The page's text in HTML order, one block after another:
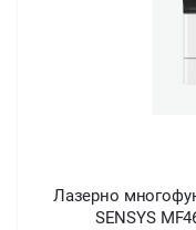
Лазерно
SENSYS